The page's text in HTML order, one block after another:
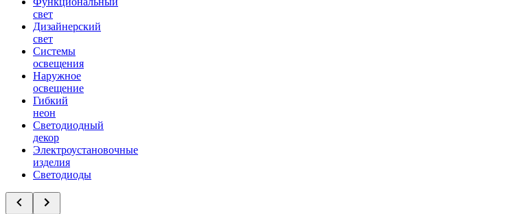
свет
Дизайнерский
свет
Системы
освещения
Наружное
освещение
Гибкий
неон
Светодиодный
декор
Электроустановочные
изделия
Светодиоды